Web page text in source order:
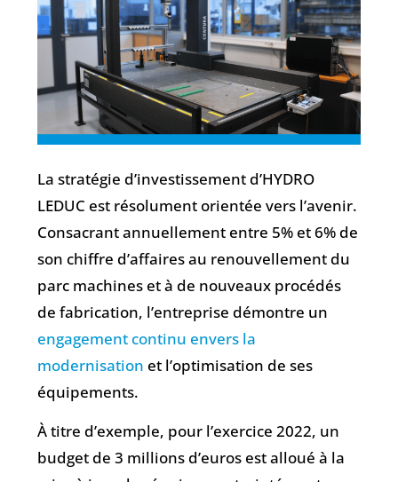
La stratégie d’investissement d’HYDRO
LEDUC est résolument orientée vers l’avenir.
Consacrant annuellement entre 5% et 6% de
son chiffre d’affaires au renouvellement du
parc machines et à de nouveaux procédés
de fabrication, l’entreprise démontre un
engagement continu envers la
modernisation et l’optimisation de ses
équipements.
À titre d’exemple, pour l’exercice 2022, un
budget de 3 millions d’euros est alloué à la